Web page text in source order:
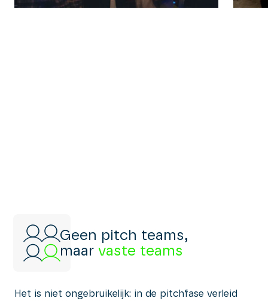
Geen pitch teams,
maar vaste teams
Het is niet ongebruikelijk: in de pitchfase verleid